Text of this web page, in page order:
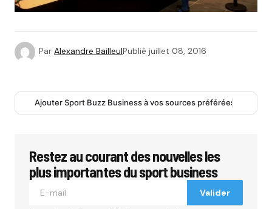
Par Alexandre BailleulPublié juillet 08, 2016
Ajouter Sport Buzz Business à vos sources préférées
Restez au courant des nouvelles les
plus importantes du sport business
Valider